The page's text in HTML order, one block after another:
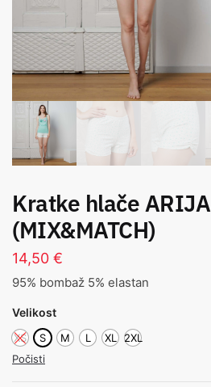
Kratke hlače ARIJA
(MIX&MATCH)
14,50 €
95% bombaž 5% elastan
Velikost
XS S M L XL
2XL
Počisti